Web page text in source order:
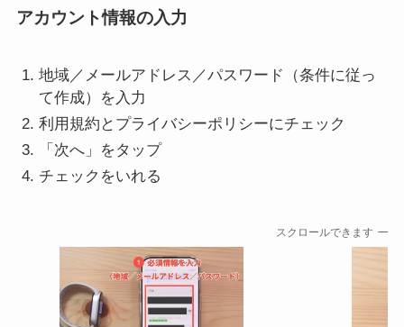
アカウント情報の入力
地域／メールアドレス／パスワード（条件に従っ
て作成）を入力
利用規約とプライバシーポリシーにチェック
「次へ」をタップ
チェックをいれる
スクロールできます